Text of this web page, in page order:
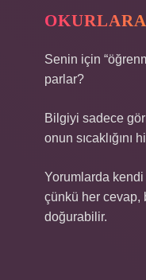
Senin için
parlar?
Bilgiyi sadece
onun sıcaklığını
Yorumlarda kendi
çünkü her cevap,
doğurabilir.